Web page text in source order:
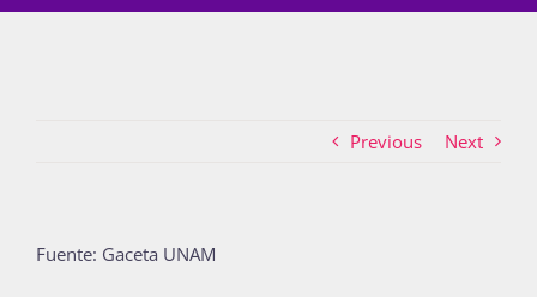
La Boletina
Previous Next
Fuente: Gaceta UNAM